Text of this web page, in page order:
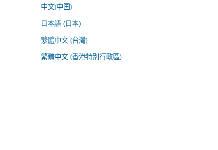
中文(中国)
日本語 (日本)
繁體中文 (台灣)
繁體中文 (香港特別行政區)